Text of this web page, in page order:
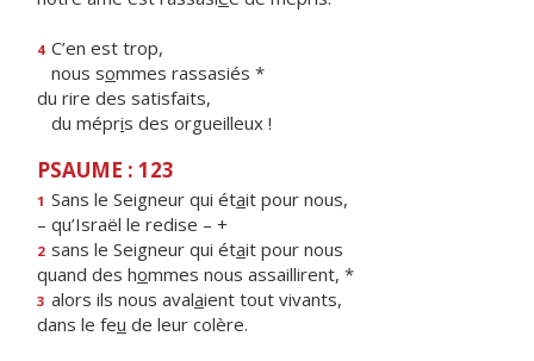
4 C’en est trop,
nous sommes rassasiés *
du rire des satisfaits,
du mépris des orgueilleux !
PSAUME : 123
1 Sans le Seigneur qui était pour nous,
– qu’Israël le redise – +
2 sans le Seigneur qui était pour nous
quand des hommes nous assaillirent, *
3 alors ils nous avalaient tout vivants,
dans le feu de leur colère.